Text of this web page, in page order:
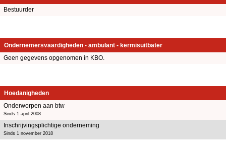
Bestuurder
Ondernemersvaardigheden - ambulant - kermisuitbater
Geen gegevens opgenomen in KBO.
Hoedanigheden
Onderworpen aan btw
Sinds 1 april 2008
Inschrijvingsplichtige onderneming
Sinds 1 november 2018